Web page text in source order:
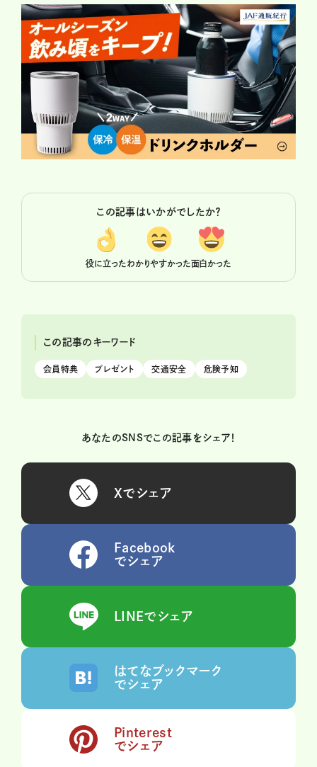
この記事はいかがでしたか？
役に立ったわかりやすかった面白かった
この記事のキーワード
会員特典 プレゼント 交通安全 危険予知
あなたのSNSでこの記事をシェア！
Xでシェア
Facebook
でシェア
LINEでシェア
はてなブックマーク
でシェア
Pinterest
でシェア